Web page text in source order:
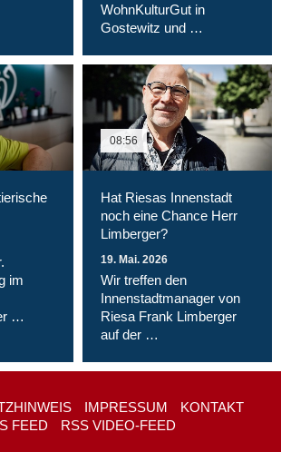
WohnKulturGut in
Gostewitz und …
im
…
08:56
Hat Riesas Innenstadt
noch eine Chance Herr
Limberger?
19. Mai. 2026
Wir treffen den
Innenstadtmanager von
Riesa Frank Limberger
auf der …
IMPRESSUM
KONTAKT
FEED
RSS VIDEO-FEED